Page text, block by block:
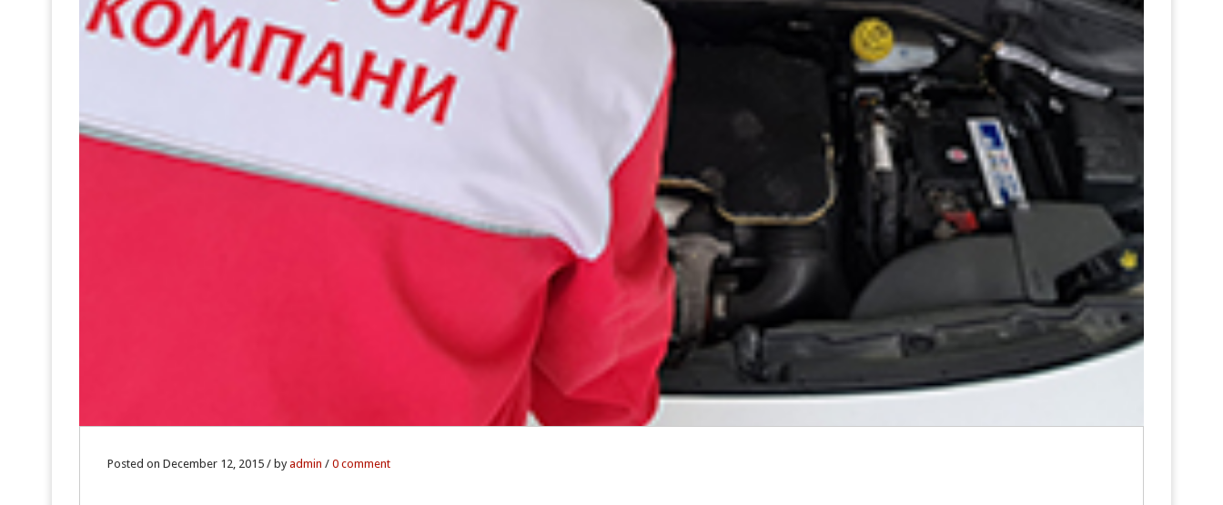
Posted on December 12, 2015 / byadmin / 0 comment